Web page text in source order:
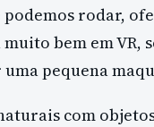
podemos rodar,
bem em
pequena
com